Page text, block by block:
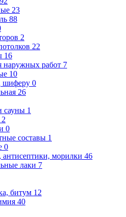
23
88
2
22
16
наружных работ 7
10
шиферу 0
26
сауны 1
2
0
составы 1
0
морилки 46
лаки 7
битум 12
40